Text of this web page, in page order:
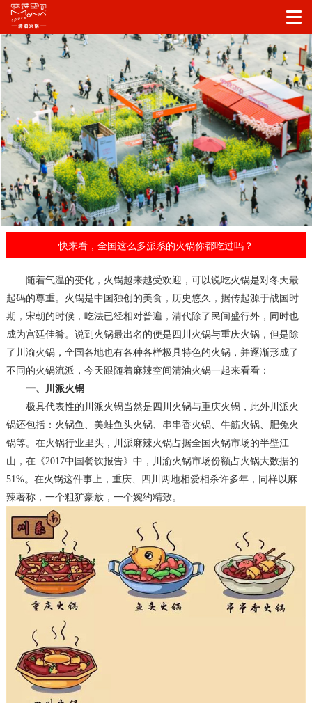
快来看，全国这么多派系的火锅你都吃过吗？
随着气温的变化，火锅越来越受欢迎，可以说吃火锅是对冬天最
起码的尊重。 火锅是中国独创的美食，历史悠久，据传起源于战国时
期，宋朝的时候，吃法已经相对普遍，清代除了民间盛行外，同时也
成为宫廷佳肴。 说到火锅最出名的便是四川火锅与重庆火锅，但是除
了川渝火锅，全国各地也有各种各样极具特色的火锅，并逐渐形成了
不同的火锅流派，今天跟随着麻辣空间清油火锅一起来看看：
一、川派火锅
极具代表性的川派火锅当然是四川火锅与重庆火锅，此外川派火
锅还包括：火锅鱼、美蛙鱼头火锅、串串香火锅、牛筋火锅、肥兔火
锅等。在火锅行业里头，川派麻辣火锅占据全国火锅市场的半壁江
山，在《2017中国餐饮报告》中，川渝火锅市场份额占火锅大数据的
51%。在火锅这件事上，重庆、四川两地相爱相杀许多年，同样以麻
辣著称，一个粗犷豪放，一个婉约精致。